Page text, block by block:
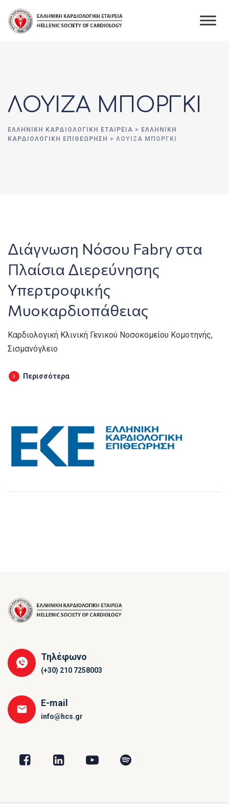
content
ΛΟΥΙΖΑ ΜΠΟΡΓΚΙ
ΕΛΛΗΝΙΚΉ ΚΑΡΔΙΟΛΟΓΙΚΉ ΕΤΑΙΡΕΊΑ > ΕΛΛΗΝΙΚΗ
ΚΑΡΔΙΟΛΟΓΙΚΗ ΕΠΙΘΕΩΡΗΣΗ > ΛΟΥΙΖΑ ΜΠΟΡΓΚΙ
Διάγνωση Νόσου Fabry στα
Πλαίσια Διερεύνησης
Υπερτροφικής
Μυοκαρδιοπάθειας
Καρδιολογική Κλινική Γενικού Νοσοκομείου Κομοτηνής,
Σισμανόγλειο
Περισσότερα
Τηλέφωνο
(+30) 210 7258003
E-mail
info@hcs.gr